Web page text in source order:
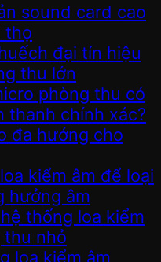
sound card cao
thọ
đại tín hiệu
thu lớn
phòng thu có
thanh chính xác?
đa hướng cho
kiểm âm để loại
hưởng âm
thống loa kiểm
thu nhỏ
loa kiểm âm